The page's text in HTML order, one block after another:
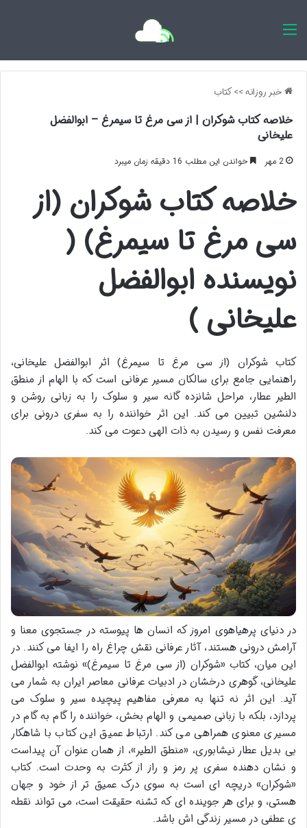
خبر روزانه>>کتاب
خلاصه کتاب شوکران | از سی مرغ تا سیمرغ – ابوالفضل
علیخانی
2 مهر خواندن این مطلب 16 دقیقه زمان میبرد
خلاصه کتاب شوکران (از
سی مرغ تا سیمرغ) (
نویسنده ابوالفضل
علیخانی )
کتاب شوکران (از سی مرغ تا سیمرغ) اثر ابوالفضل علیخانی،
راهنمایی جامع برای سالکان مسیر عرفانی است که با الهام از منطق
الطیر عطار، مراحل شانزده گانه سیر و سلوک را به زبانی روشن و
دلنشین تبیین می کند. این اثر خواننده را به سفری درونی برای
معرفت نفس و رسیدن به ذات الهی دعوت می کند.
در دنیای پرهیاهوی امروز که انسان ها پیوسته در جستجوی معنا و
آرامش درونی هستند، آثار عرفانی نقش چراغ راه را ایفا می کنند. در
این میان، کتاب «شوکران (از سی مرغ تا سیمرغ)» نوشته ابوالفضل
علیخانی، گوهری درخشان در ادبیات عرفانی معاصر ایران به شمار می
آید. این اثر نه تنها به معرفی مفاهیم پیچیده سیر و سلوک می
پردازد، بلکه با زبانی صمیمی و الهام بخش، خواننده را گام به گام در
مسیری معنوی همراهی می کند. ارتباط عمیق این کتاب با شاهکار
بی بدیل عطار نیشابوری، «منطق الطیر»، از همان عنوان آن پیداست
و نشان دهنده سفری پر رمز و راز از کثرت به وحدت است. کتاب
«شوکران» دریچه ای است به سوی درک عمیق تر از خود و جهان
هستی، و برای هر جوینده ای که تشنه حقیقت است، می تواند نقطه
ی عطفی در مسیر زندگی اش باشد.